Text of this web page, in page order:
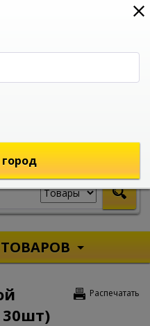
0
Распечатать